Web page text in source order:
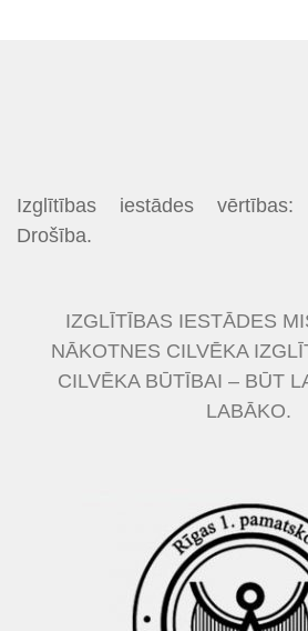
Izglītības iestādes vērtības:
Drošība.
IZGLĪTĪBAS IESTĀDES
NĀKOTNES CILVĒKA
CILVĒKA BŪTĪBAI – BŪT
LABĀKO.